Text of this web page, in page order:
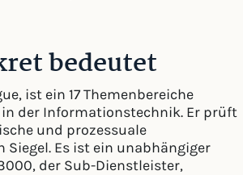
bedeutet
ist ein 17 Themenbereiche
der Informationstechnik. Er prüft
und prozessuale
Es ist ein unabhängiger
der Sub-Dienstleister,